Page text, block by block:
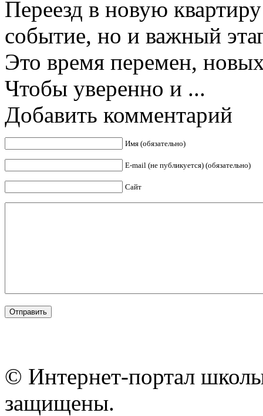
Переезд в новую
событие, но и важный
Это время перемен,
Чтобы уверенно и ...
Добавить комментарий
Имя (обязательно)
E-mail (не публикуется) (обязательно)
Сайт
© Интернет-портал
защищены.